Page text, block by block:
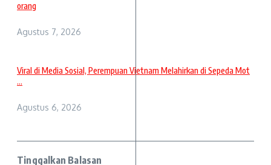
orang
Agustus 7, 2026
Viral di Media Sosial, Perempuan Vietnam Melahirkan di Sepeda Mot
...
Agustus 6, 2026
Tinggalkan Balasan